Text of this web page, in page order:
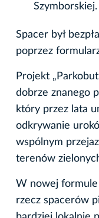
Szymborskiej.
Spacer był
poprzez
Projekt
dobrze znanego
który przez lata
odkrywanie
wspólnym
terenów
W nowej formule
rzecz spacerów